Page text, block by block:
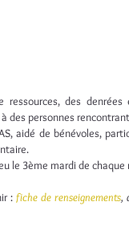
ressources, des denrées
des personnes
aidé de bénévoles,
le 3ème mardi de
: fiche de renseignements,